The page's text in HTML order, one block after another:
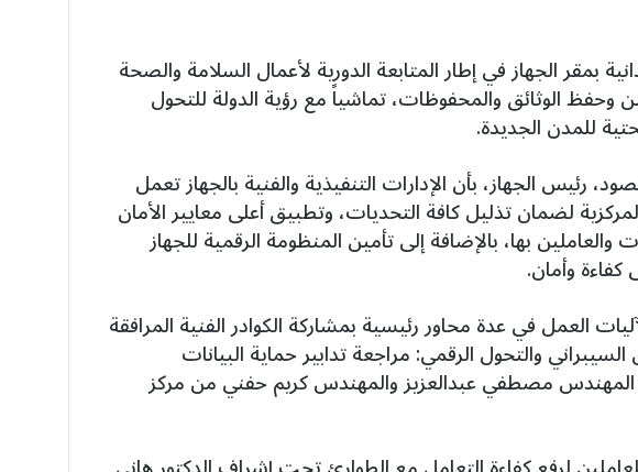
بمقر الجهاز في إطار المتابعة الدورية لأعمال السلامة والصحة
وحفظ الوثائق والمحفوظات، تماشياً مع رؤية الدولة للتحول
للمدن الجديدة.
الجهاز، بأن الإدارات التنفيذية والفنية بالجهاز تعمل
لضمان تذليل كافة التحديات، وتطبيق أعلى معايير الأمان
بها، بالإضافة إلى تأمين المنظومة الرقمية للجهاز
وأمان.
العمل في عدة محاور رئيسية بمشاركة الكوادر الفنية المرافقة
والتحول الرقمي: مراجعة تدابير حماية البيانات
المهندس مصطفي عبدالعزيز والمهندس كريم حفني من مركز